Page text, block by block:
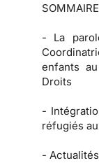
SOMMAIRE
- La
enfants
Droits
-
réfugiés
-